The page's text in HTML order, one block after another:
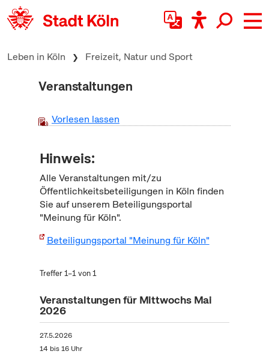
zum Inhalt springen
Leben in Köln Freizeit, Natur und Sport
Veranstaltungen
Vorlesen lassen
Hinweis:
Alle Veranstaltungen mit/zu
Öffentlichkeitsbeteiligungen in Köln finden
Sie auf unserem Beteiligungsportal
"Meinung für Köln".
Beteiligungsportal "Meinung für Köln"
Treffer 1–1 von 1
Veranstaltungen für Mittwochs Mai
2026
27.5.2026
14 bis 16 Uhr